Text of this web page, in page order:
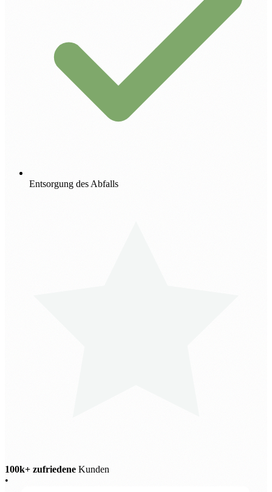
Entsorgung des Abfalls
100k+ zufriedene Kunden
•